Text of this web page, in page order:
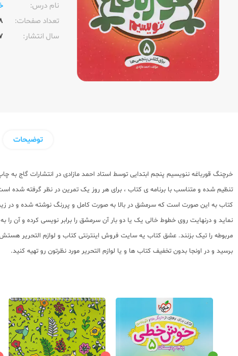
نام درس:
تعداد صفحات:‌
سال انتشار:‌
توضیحات
خرچنگ قورباغه ننویسیم پنجم ابتدایی توسط استاد احمد مازادی در انتشارات
تنظیم شده و متناسب با برنامه ی کتاب ، برای هر روز یک تمرین در نظر گرفته شده
کتاب به این صورت است که سرمشق در بالا به صورت کامل و پررنگ نوشته شده و در
نماید و درنهایت روی خطوط خالی یک یا دو بار آن سرمشق را برابر نویسی کرده و آن را
مربوطه را تیک بزنند. عشق کتاب یه سایت فروش اینترنتی کتاب و لوازم التحریر
برسید و در اونجا بدون تخفیف کتاب ها و یا لوازم التحریر مورد نظرتون رو تهیه کنید.